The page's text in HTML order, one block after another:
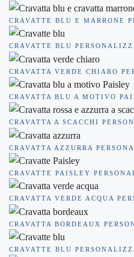
CRAVATTE BLU E MARRONE
CRAVATTE BLU
CRAVATTA VERDE CHIARO
CRAVATTA BLU A MOTIVO
CRAVATTA A SCACCHI
CRAVATTA AZZURRA
CRAVATTE PAISLEY
CRAVATTA VERDE ACQUA
CRAVATTA BORDEAUX
CRAVATTE BLU